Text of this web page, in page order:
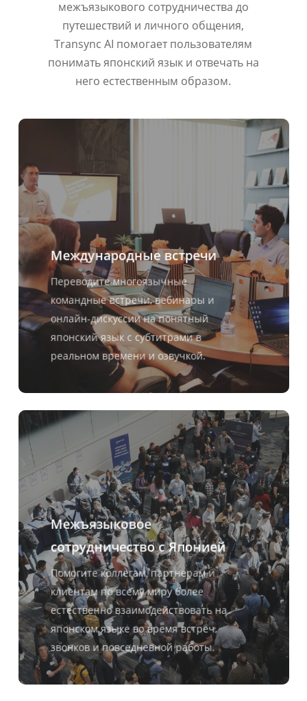
межъязыкового сотрудничества до
путешествий и личного общения,
Transync AI помогает пользователям
понимать японский язык и отвечать на
него естественным образом.
Международные встречи
Переводите многоязычные
командные встречи, вебинары и
онлайн-дискуссии на понятный
японский язык с субтитрами в
реальном времени и озвучкой.
Межъязыковое
сотрудничество с Японией
Помогите коллегам, партнерам и
клиентам по всему миру более
естественно взаимодействовать на
японском языке во время встреч,
звонков и повседневной работы.